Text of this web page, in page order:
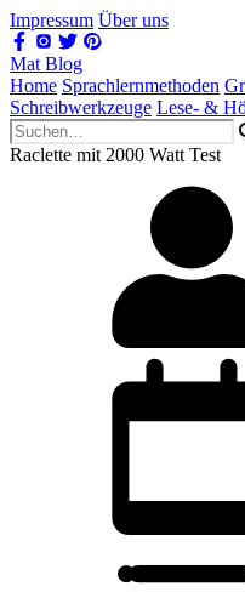
Impressum Über uns
Mat Blog
Home Sprachlernmethoden
Schreibwerkzeuge Lese- &
Raclette mit 2000 Watt Test